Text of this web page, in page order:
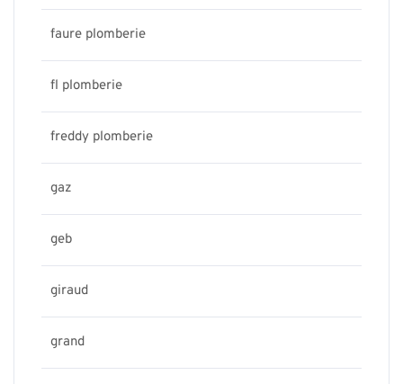
faure plomberie
fl plomberie
freddy plomberie
gaz
geb
giraud
grand